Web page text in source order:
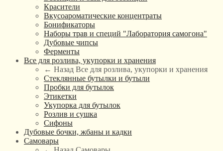
Красители
Вкусоароматические концентраты
Бонификаторы
Наборы трав и специй "Лаборатория самогона"
Дубовые чипсы
Ферменты
Все для розлива, укупорки и хранения
← Назад Все для розлива, укупорки и хранения
Стеклянные бутылки и бутыли
Пробки для бутылок
Этикетки
Укупорка для бутылок
Розлив и сушка
Сифоны
Дубовые бочки, жбаны и кадки
Самовары